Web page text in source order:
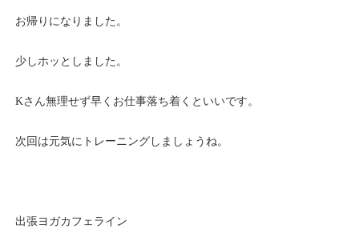
お帰りになりました。
少しホッとしました。
Kさん無理せず早くお仕事落ち着くといいです。
次回は元気にトレーニングしましょうね。
出張ヨガカフェライン